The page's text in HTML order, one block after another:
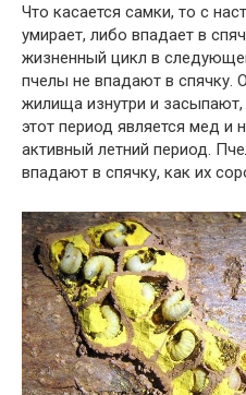
Что касается самки, то с
умирает, либо впадает в
жизненный цикл в
пчелы не впадают в спячку.
жилища изнутри и
этот период является мед и
активный летний период.
впадают в спячку, как их